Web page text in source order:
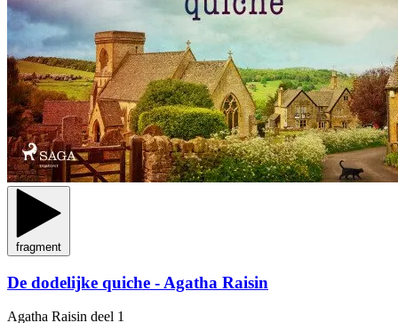
fragment
De dodelijke quiche - Agatha Raisin
Agatha Raisin deel 1